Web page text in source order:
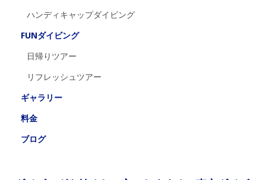
ハンディキャップダイビング
FUNダイビング
日帰りツアー
リフレッシュツアー
ギャラリー
料金
ブログ